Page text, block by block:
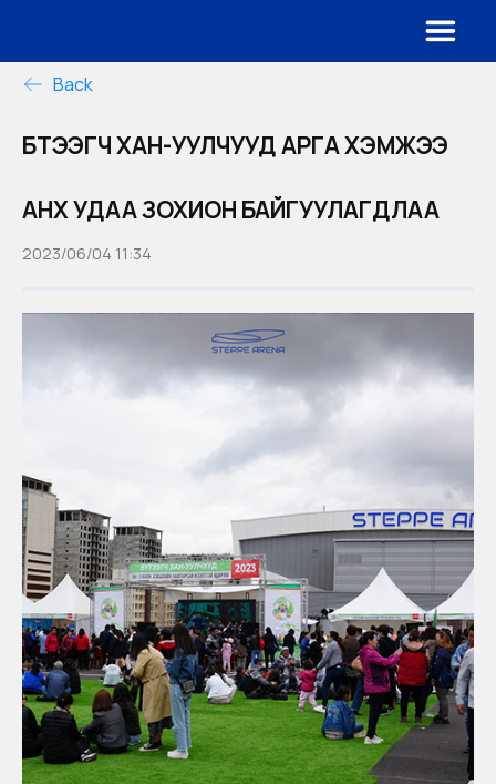
Back
БҮТЭЭГЧ ХАН-УУЛЧУУД АРГА ХЭМЖЭЭ
АНХ УДАА ЗОХИОН БАЙГУУЛАГДЛАА
2023/06/04 11:34